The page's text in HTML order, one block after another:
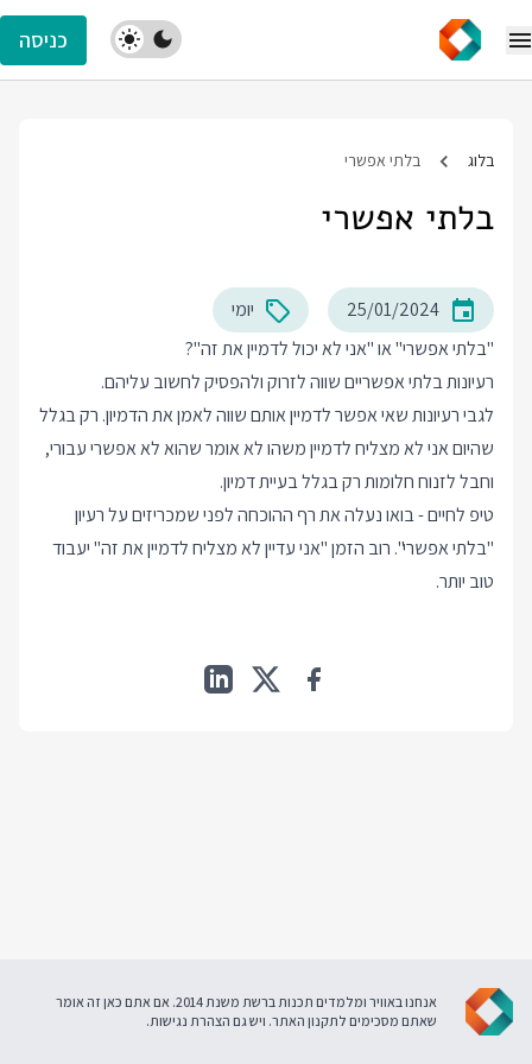
כניסה
בלוג בלתי אפשרי
בלתי אפשרי
25/01/2024
יומי
"בלתי אפשרי" או "אני לא יכול לדמיין את זה"?
רעיונות בלתי אפשריים שווה לזרוק ולהפסיק לחשוב עליהם.
לגבי רעיונות שאי אפשר לדמיין אותם שווה לאמן את הדמיון. רק בגלל
שהיום אני לא מצליח לדמיין משהו לא אומר שהוא לא אפשרי עבורי,
וחבל לזנוח חלומות רק בגלל בעיית דמיון.
טיפ לחיים - בואו נעלה את רף ההוכחה לפני שמכריזים על רעיון
"בלתי אפשרי". רוב הזמן "אני עדיין לא מצליח לדמיין את זה" יעבוד
טוב יותר.
אנחנו באוויר ומלמדים תכנות ברשת משנת 2014. אם אתם כאן זה אומר
שאתם מסכימים לתקנון האתר. ויש גם הצהרת נגישות.